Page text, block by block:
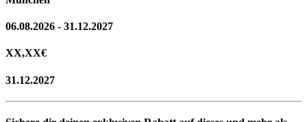
06.08.2026 - 31.12.2027
XX,XX€
31.12.2027